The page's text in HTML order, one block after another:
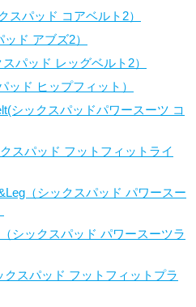
スパッド コアベルト2）
ド アブズ2）
パッド レッグベルト2）
ッド ヒップフィット）
シックスパッドパワースーツ コ
スパッド フットフィットライ
（シックスパッド パワースー
シックスパッド パワースーツラ
クスパッド フットフィットプラ